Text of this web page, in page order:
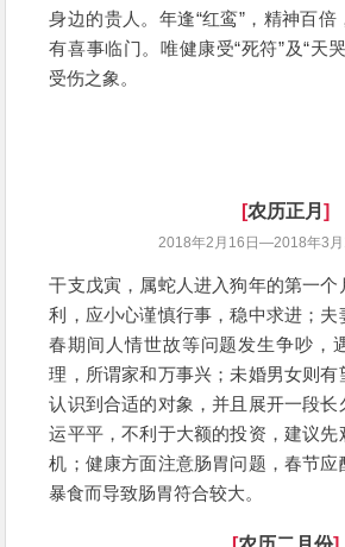
身边的贵人。年逢“红鸾”，精神百倍
有喜事临门。唯健康受“死符”及“天
受伤之象。
[农历正月 ]
2018年2月16日—2018年3月
干支戊寅，属蛇人进入狗年的第一个
利，应小心谨慎行事，稳中求进；夫
春期间人情世故等问题发生争吵，
理，所谓家和万事兴；未婚男女则有
认识到合适的对象，并且展开一段长
运平平，不利于大额的投资，建议先
机；健康方面注意肠胃问题，春节应
暴食而导致肠胃符合较大。